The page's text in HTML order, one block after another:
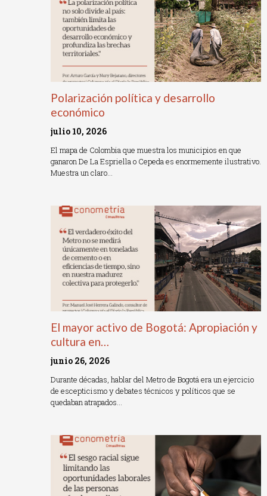
Polarización política y desarrollo
económico
julio 10, 2026
El mapa de Colombia que muestra los municipios en que
ganaron De La Espriella o Cepeda es enormemente ilustrativo.
Muestra un claro…
El mayor activo de Bogotá: Apropiación y
cultura en…
junio 26, 2026
Durante décadas, hablar del Metro de Bogotá era un ejercicio
de escepticismo y debates técnicos y políticos que se
quedaban atrapados…